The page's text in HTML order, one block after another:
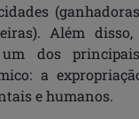
Além
dos
a
e humanos.